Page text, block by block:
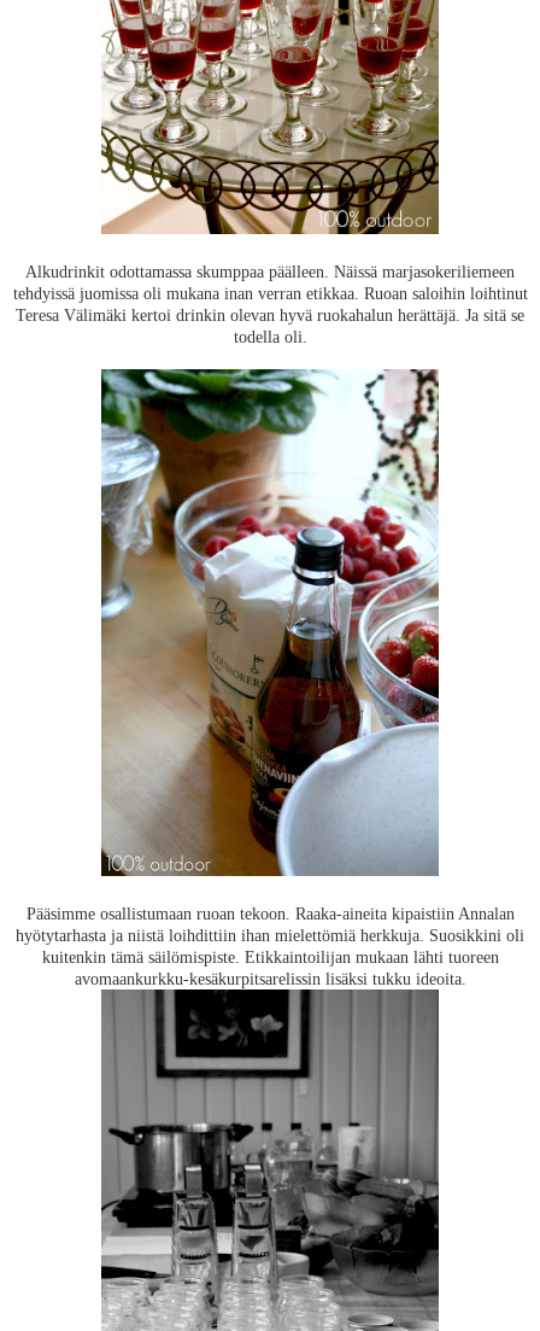
Alkudrinkit odottamassa skumppaa päälleen. Näissä marjasokeriliemeen
tehdyissä juomissa oli mukana inan verran etikkaa. Ruoan saloihin loihtinut
Teresa Välimäki kertoi drinkin olevan hyvä ruokahalun herättäjä. Ja sitä se
todella oli.
Pääsimme osallistumaan ruoan tekoon. Raaka-aineita kipaistiin Annalan
hyötytarhasta ja niistä loihdittiin ihan mielettömiä herkkuja. Suosikkini oli
kuitenkin tämä säilömispiste. Etikkaintoilijan mukaan lähti tuoreen
avomaankurkku-kesäkurpitsarelissin lisäksi tukku ideoita.